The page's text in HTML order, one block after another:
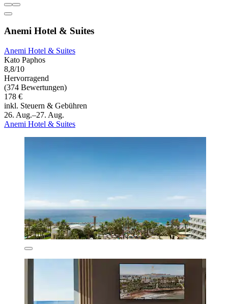
Anemi Hotel & Suites
Anemi Hotel & Suites
Kato Paphos
8,8/10
Hervorragend
(374 Bewertungen)
178 €
inkl. Steuern & Gebühren
26. Aug.–27. Aug.
Anemi Hotel & Suites